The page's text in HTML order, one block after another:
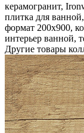
керамогранит,
плитка для
формат 200x900,
интерьер ванной,
Другие товары